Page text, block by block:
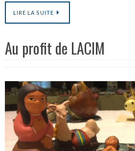
LIRE LA SUITE
Au profit de LACIM